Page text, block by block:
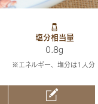
塩分相当量
0.8g
※エネルギー、塩分は1人分